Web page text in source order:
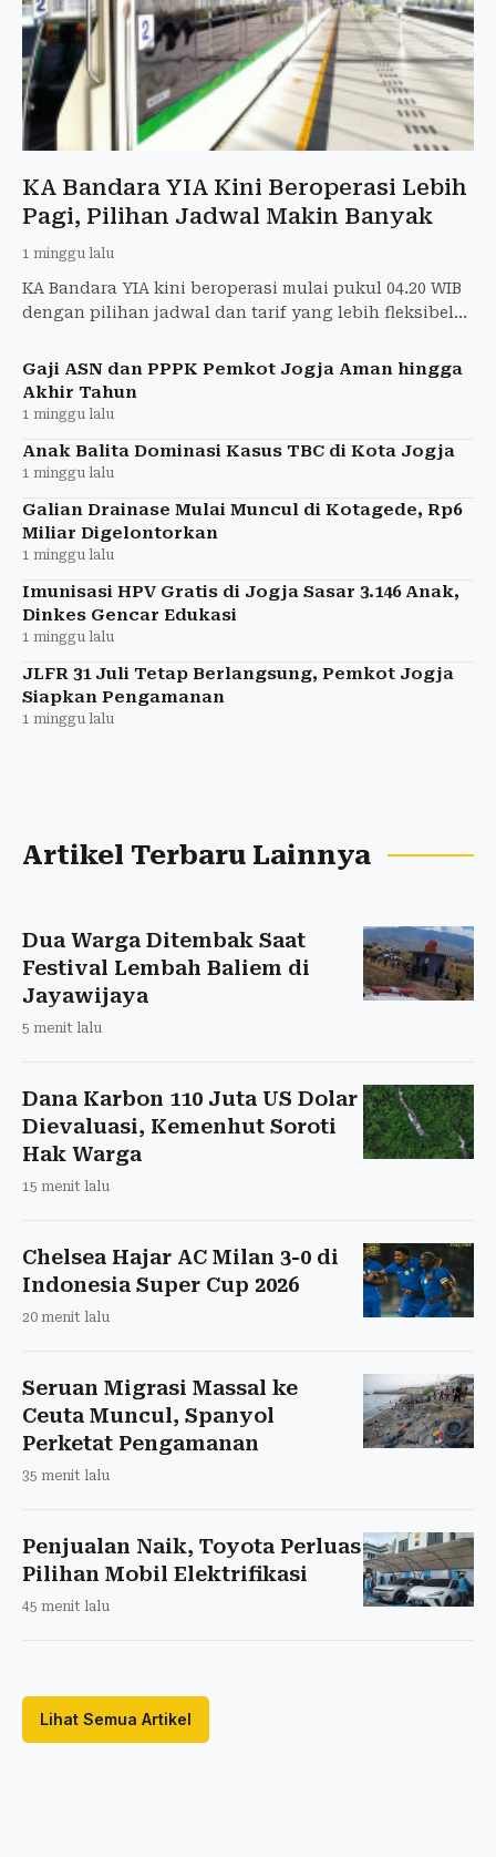
KA Bandara YIA Kini Beroperasi Lebih
Pagi, Pilihan Jadwal Makin Banyak
1 minggu lalu
KA Bandara YIA kini beroperasi mulai pukul 04.20 WIB
dengan pilihan jadwal dan tarif yang lebih fleksibel
Gaji ASN dan PPPK Pemkot Jogja Aman hingga
Akhir Tahun
1 minggu lalu
Anak Balita Dominasi Kasus TBC di Kota Jogja
1 minggu lalu
Galian Drainase Mulai Muncul di Kotagede, Rp6
Miliar Digelontorkan
1 minggu lalu
Imunisasi HPV Gratis di Jogja Sasar 3.146 Anak,
Dinkes Gencar Edukasi
1 minggu lalu
JLFR 31 Juli Tetap Berlangsung, Pemkot Jogja
Siapkan Pengamanan
1 minggu lalu
Artikel Terbaru Lainnya
Dua Warga Ditembak Saat
Festival Lembah Baliem di
Jayawijaya
5 menit lalu
Dana Karbon 110 Juta US Dolar
Dievaluasi, Kemenhut Soroti
Hak Warga
15 menit lalu
Chelsea Hajar AC Milan 3-0 di
Indonesia Super Cup 2026
20 menit lalu
Seruan Migrasi Massal ke
Ceuta Muncul, Spanyol
Perketat Pengamanan
35 menit lalu
Penjualan Naik, Toyota Perluas
Pilihan Mobil Elektrifikasi
45 menit lalu
Lihat Semua Artikel